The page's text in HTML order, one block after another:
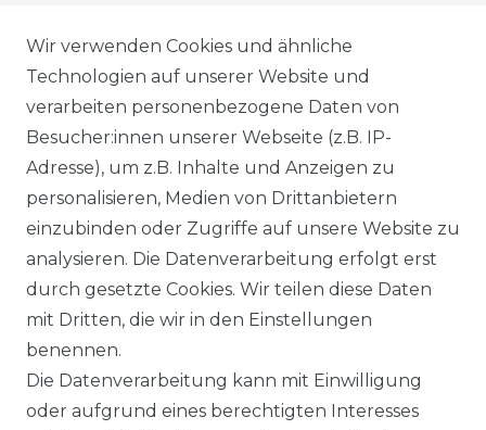
AGB
DATENSCHUTZERKLÄRUNG
WIDERRUFSRECHT
IMPRESSUM
KONTAKT
Wir verwenden Cookies und ähnliche
Technologien auf unserer Website und
verarbeiten personenbezogene Daten von
Besucher:innen unserer Webseite (z.B. IP-
Adresse), um z.B. Inhalte und Anzeigen zu
personalisieren, Medien von Drittanbietern
einzubinden oder Zugriffe auf unsere Website zu
analysieren. Die Datenverarbeitung erfolgt erst
durch gesetzte Cookies. Wir teilen diese Daten
mit Dritten, die wir in den Einstellungen
benennen.
Die Datenverarbeitung kann mit Einwilligung
oder aufgrund eines berechtigten Interesses